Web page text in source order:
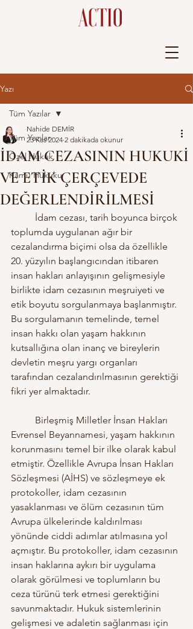
Yazı
Tüm Yazılar
Özel Hukuk
Kamu Hukuku
Tüm Yazılar
İDAM CEZASININ HUKUKİ
VE ETİK ÇERÇEVEDE
DEĞERLENDİRİLMESİ
Nahide DEMİR
23 Kas 2024 2 dakikada okunur
toplumda uygulanan ağır bir
cezalandırma biçimi olsa da özellikle
20. yüzyılın başlangıcından itibaren
insan hakları anlayışının gelişmesiyle
birlikte idam cezasının meşruiyeti ve
etik boyutu sorgulanmaya başlanmıştır.
Bu sorgulamanın temelinde, temel
insan hakkı olan yaşam hakkının
kutsallığına olan inanç ve bireylerin
devletin meşru yargı organları
tarafından cezalandırılmasının gerektiği
fikri yer almaktadır.
Evrensel Beyannamesi, yaşam hakkının
korunmasını temel bir ilke olarak kabul
etmiştir. Özellikle Avrupa İnsan Hakları
Sözleşmesi (AİHS) ve sözleşmeye ek
protokoller, idam cezasının
yasaklanması ve ölüm cezasının tüm
Avrupa ülkelerinde kaldırılması
yönünde ciddi adımlar atılmasına yol
açmıştır. Bu protokoller, idam cezasının
insan haklarına aykırı bir uygulama
olarak görülmesi ve toplumların bu
ceza türünü terk etmesi gerektiğini
savunmaktadır. Hukuk sistemlerinin
gelişmesi ve adaletin sağlanması için